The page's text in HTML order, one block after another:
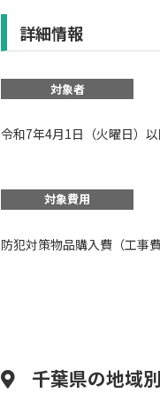
詳細情報
対象者
令和7年4月1日（火曜日）
対象費用
防犯対策物品購入費（工事
千葉県の地域